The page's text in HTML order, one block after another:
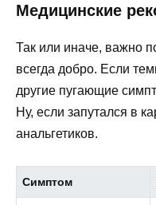
Медицинские
Так или иначе, важно
всегда добро. Если
другие пугающие
Ну, если запутался в
анальгетиков.
Симптом